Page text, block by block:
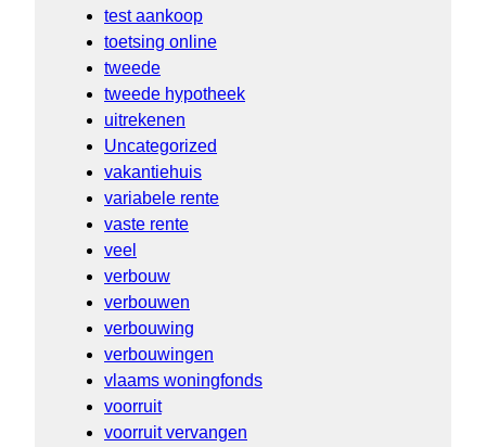
test aankoop
toetsing online
tweede
tweede hypotheek
uitrekenen
Uncategorized
vakantiehuis
variabele rente
vaste rente
veel
verbouw
verbouwen
verbouwing
verbouwingen
vlaams woningfonds
voorruit
voorruit vervangen